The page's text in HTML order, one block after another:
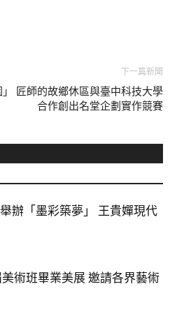
下一篇新聞
匠師的故鄉休區與臺中科技大學
合作創出名堂企劃實作競賽
辦「墨彩築夢」 王貴嬋現代
術班畢業美展 邀請各界藝術